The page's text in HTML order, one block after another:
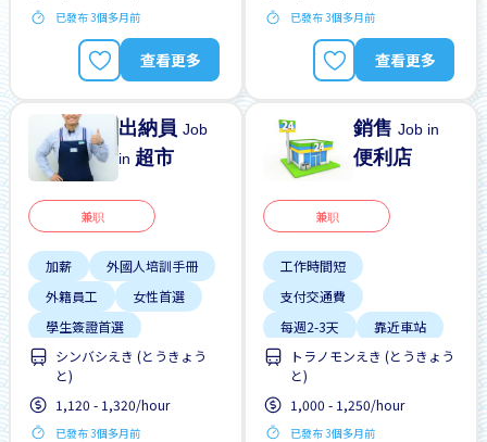
已發布 3個多月前
查看更多
已發布 3個多月前
查看更多
出納員Job
in 超市
兼职
加薪
外國人培訓手冊
外籍員工
女性首選
學生簽證首選
工作時間短
支付交通費
有機會被錄取全職工作
シンバシえき (とうきょう
と)
1,120 - 1,320/hour
已發布 3個多月前
銷售Job in
便利店
兼职
工作時間短
支付交通費
每週2-3天
靠近車站
トラノモンえき (とうきょう
と)
1,000 - 1,250/hour
已發布 3個多月前